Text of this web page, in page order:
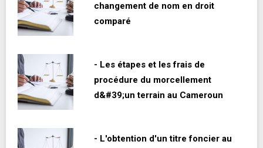
changement de nom en droit
comparé
- Les étapes et les frais de
procédure du morcellement
d&#39;un terrain au Cameroun
- L'obtention d'un titre foncier au